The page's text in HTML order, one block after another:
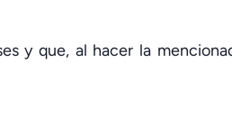
y que, al hacer la